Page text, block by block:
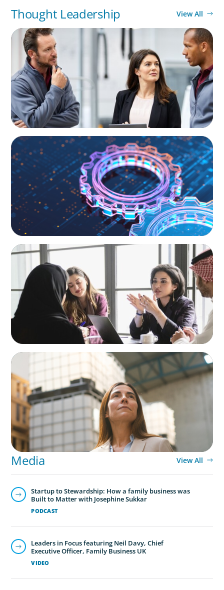
Thought Leadership View All
ARTICLES & PAPERS
A Regional CEO Search to Realise U.S. Market
Potential for a European Family-Owned
Business
BOYDEN REPORT SERIES
What’s Next for Industry? AI, Transformation,
and the Talent Imperative
ARTICLES & PAPERS
Recruiting Centralized Leadership for a
Diversified Family Conglomerate
ARTICLES & PAPERS
A Third Generation Charts a New Course
Media View All
PODCAST
Startup to Stewardship: How a family business was
Built to Matter with Josephine Sukkar
VIDEO
Leaders in Focus featuring Neil Davy, Chief
Executive Officer, Family Business UK